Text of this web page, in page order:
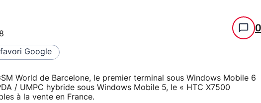
0
Google
World de Barcelone, le premier terminal sous Windows Mobile 6
/ UMPC hybride sous Windows Mobile 5, le « HTC X7500
à la vente en France.